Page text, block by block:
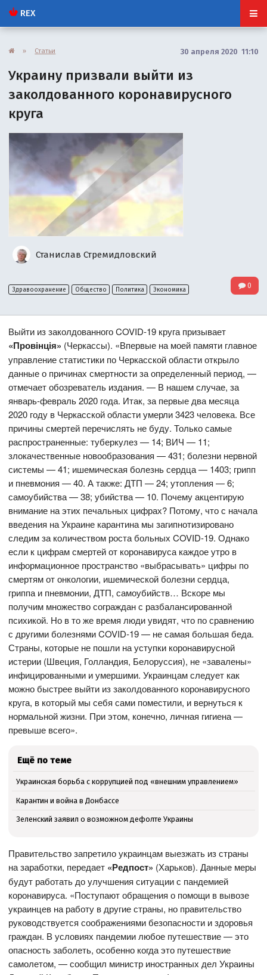
REX
» Статьи 30 апреля 2020 11:10
Украину призвали выйти из
заколдованного коронавирусного
круга
Станислав Стремидловский
Здравоохранение Общество Политика Экономика 0
Выйти из заколдованного COVID-19 круга призывает
«Провінція» (Черкассы). «Впервые на моей памяти главное
управление статистики по Черкасской области открыло
данные о причинах смертности за определенный период, —
отмечает обозреватель издания. — В нашем случае, за
январь-февраль 2020 года. Итак, за первые два месяца
2020 году в Черкасской области умерли 3423 человека. Все
причины смертей перечислять не буду. Только самые
распространенные: туберкулез — 14; ВИЧ — 11;
злокачественные новообразования — 431; болезни нервной
системы — 41; ишемическая болезнь сердца — 1403; грипп
и пневмония — 40. А также: ДТП — 24; утопления — 6;
самоубийства — 38; убийства — 10. Почему акцентирую
внимание на этих печальных цифрах? Потому, что с начала
введения на Украине карантина мы загипнотизировано
следим за количеством роста больных COVID-19. Однако
если к цифрам смертей от коронавируса каждое утро в
информационное пространство «выбрасывать» цифры по
смертям от онкологии, ишемической болезни сердца,
гриппа и пневмонии, ДТП, самоубийств… Вскоре мы
получим множество сограждан с разбалансированной
психикой. Но в то же время люди увидят, что по сравнению
с другими болезнями COVID-19 — не самая большая беда.
Страны, которые не пошли на уступки коронавирусной
истерии (Швеция, Голландия, Белоруссия), не «завалены»
инфицированными и умершими. Украинцам следует как
можно быстрее выйти из заколдованного коронавирусного
круга, в который мы себя сами поместили, и вернуться к
нормальной жизни. При этом, конечно, личная гигиена —
превыше всего».
Ещё по теме
Украинская борьба с коррупцией под «внешним управлением»
Карантин и война в Донбассе
Зеленский заявил о возможном дефолте Украины
Правительство запретило украинцам выезжать из страны
на заработки, передает «Редпост» (Харьков). Данные меры
будут работать до улучшения ситуации с пандемией
коронавируса. «Поступают обращения о помощи в вывозе
украинцев на работу в другие страны, но правительство
руководствуется соображениями безопасности и здоровья
граждан. В условиях пандемии любое путешествие — это
опасность заболеть, особенно когда это путешествие
самолетом, — сообщил министр иностранных дел Украины